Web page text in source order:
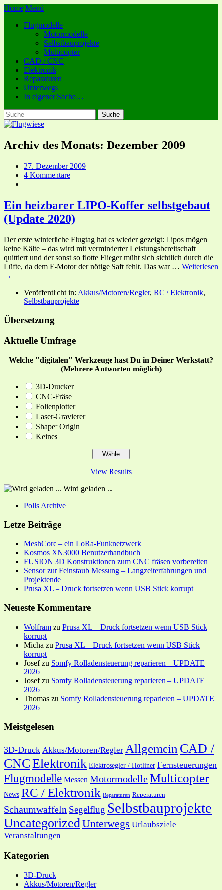
Home Menü
Flugmodelle
Motormodelle
Selbstbauprojekte
Multicopter
CAD / CNC
Elektronik
Reparaturen
Unterwegs
In eigener Sache…
Archiv des Monats: Dezember 2009
27. Dezember 2009
4 Kommentare
Ein heizbarer LIPO-Koffer selbstgebaut
(Update 2020)
Der erste winterliche Flugtag hat es wieder gezeigt: Lipos mögen
keine Kälte – das wird mit verminderter Leistungsbereitschaft
quittiert und der sonst so flotte Flieger müht sich sichtlich durch die
Lüfte, da dem E-Motor der nötige Saft fehlt. Das war … Weiterlesen
→
Veröffentlicht in: Akkus/Motoren/Regler, RC / Elektronik,
Selbstbauprojekte
Übersetzung
Aktuelle Umfrage
Welche "digitalen" Werkzeuge hast Du in Deiner Werkstatt?
(Mehrere Antworten möglich)
3D-Drucker
CNC-Fräse
Folienplotter
Laser-Gravierer
Shaper Origin
Keines
View Results
Wird geladen ...
Polls Archive
Letze Beiträge
MeshCore – ein LoRa-Funknetzwerk
Kosmos XN3000 Benutzerhandbuch
FUSION 3D Konstruktionen zum CNC fräsen vorbereiten
Sensor zur Feinstaub Messung – Langzeiterfahrungen und
Projektende
Prusa XL – Druck fortsetzen wenn USB Stick korrupt
Neueste Kommentare
Wolfram zu Prusa XL – Druck fortsetzen wenn USB Stick
korrupt
Micha zu Prusa XL – Druck fortsetzen wenn USB Stick
korrupt
Josefzu Somfy Rolladensteuerung reparieren – UPDATE
2026
Josefzu Somfy Rolladensteuerung reparieren – UPDATE
2026
Thomas zu Somfy Rolladensteuerung reparieren – UPDATE
2026
Meistgelesen
3D-Druck Akkus/Motoren/Regler Allgemein CAD /
CNCElektronik Elektrosegler / Hotliner Fernsteuerungen
Flugmodelle Messen MotormodelleMulticopter
News RC / Elektronik Reparaturen Reperaturen
Schaumwaffeln Segelflug Selbstbauprojekte
UncategorizedUnterwegs Urlaubsziele
Veranstaltungen
Kategorien
3D-Druck
Akkus/Motoren/Regler